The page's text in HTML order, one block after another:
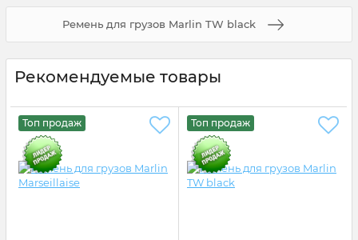
Ремень для грузов Marlin TW black
Рекомендуемые товары
Топ продаж Топ продаж